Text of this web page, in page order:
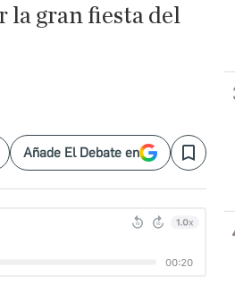
la gran fiesta del
Añade El Debate en Save